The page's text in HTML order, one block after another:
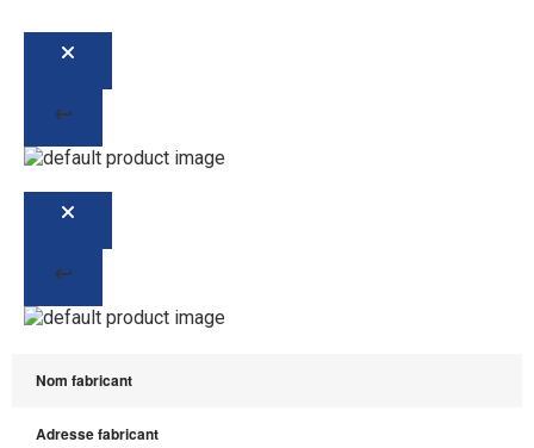
Nom fabricant
Adresse fabricant